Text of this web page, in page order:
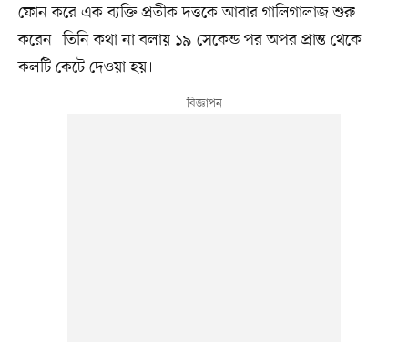
ফোন করে এক ব্যক্তি প্রতীক দত্তকে আবার গালিগালাজ শুরু
করেন। তিনি কথা না বলায় ১৯ সেকেন্ড পর অপর প্রান্ত থেকে
কলটি কেটে দেওয়া হয়।